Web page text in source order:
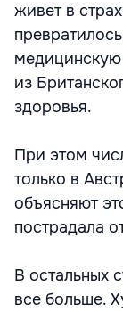
живет в
из
здоровья.
При этом
только в
объясняют
пострадала
В остальных
все больше.